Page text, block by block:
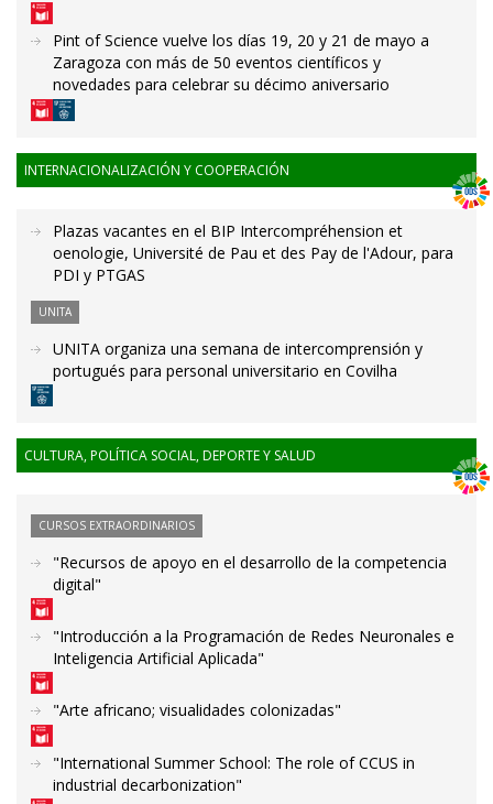
Pint of Science vuelve los días 19, 20 y 21 de mayo a
Zaragoza con más de 50 eventos científicos y
novedades para celebrar su décimo aniversario
INTERNACIONALIZACIÓN Y COOPERACIÓN
Plazas vacantes en el BIP Intercompréhension et
oenologie, Université de Pau et des Pay de l'Adour, para
PDI y PTGAS
UNITA
UNITA organiza una semana de intercomprensión y
portugués para personal universitario en Covilha
CULTURA, POLÍTICA SOCIAL, DEPORTE Y SALUD
CURSOS EXTRAORDINARIOS
"Recursos de apoyo en el desarrollo de la competencia
digital"
"Introducción a la Programación de Redes Neuronales e
Inteligencia Artificial Aplicada"
"Arte africano; visualidades colonizadas"
"International Summer School: The role of CCUS in
industrial decarbonization"